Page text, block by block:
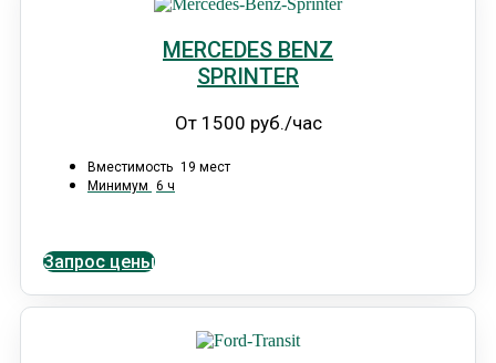
MERCEDES BENZ
SPRINTER
От 1500 руб./час
Вместимость 19 мест
Минимум 6 ч
Запрос цены